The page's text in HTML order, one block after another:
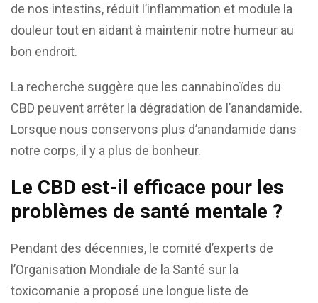
de nos intestins, réduit l’inflammation et module la
douleur tout en aidant à maintenir notre humeur au
bon endroit.
La recherche suggère que les cannabinoïdes du
CBD peuvent arrêter la dégradation de l’anandamide.
Lorsque nous conservons plus d’anandamide dans
notre corps, il y a plus de bonheur.
Le CBD est-il efficace pour les
problèmes de santé mentale ?
Pendant des décennies, le comité d’experts de
l’Organisation Mondiale de la Santé sur la
toxicomanie a proposé une longue liste de